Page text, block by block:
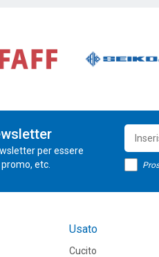
per essere
etc.
Usato
Cucito